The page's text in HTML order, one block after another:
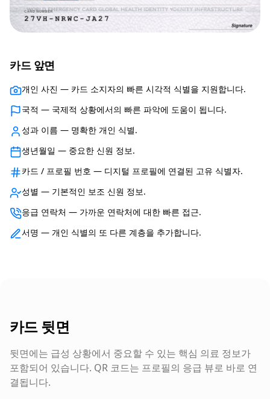
카드 앞면
개인 사진 — 카드 소지자의 빠른 시각적 식별을 지원합니다.
국적 — 국제적 상황에서의 빠른 파악에 도움이 됩니다.
성과 이름 — 명확한 개인 식별.
생년월일 — 중요한 신원 정보.
카드 / 프로필 번호 — 디지털 프로필에 연결된 고유 식별자.
성별 — 기본적인 보조 신원 정보.
응급 연락처 — 가까운 연락처에 대한 빠른 접근.
서명 — 개인 식별의 또 다른 계층을 추가합니다.
카드 뒷면
뒷면에는 급성 상황에서 중요할 수 있는 핵심 의료 정보가
포함되어 있습니다. QR 코드는 프로필의 응급 뷰로 바로 연
결됩니다.